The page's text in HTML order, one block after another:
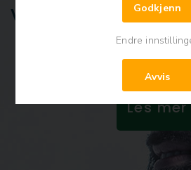
Godkjenn
Endre
Avvis
Vil du ta en viktig
av
Les mer